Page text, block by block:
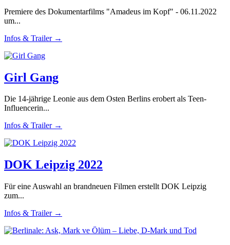
Premiere des Dokumentarfilms "Amadeus im Kopf" - 06.11.2022
um...
Infos & Trailer →
Girl Gang
Die 14-jährige Leonie aus dem Osten Berlins erobert als Teen-
Influencerin...
Infos & Trailer →
DOK Leipzig 2022
Für eine Auswahl an brandneuen Filmen erstellt DOK Leipzig
zum...
Infos & Trailer →